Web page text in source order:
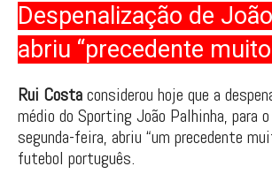
Despenalização de
abriu “precedente
Rui Costaconsiderou hoje que a
médio do Sporting João Palhinha, para
segunda-feira, abriu “um precedente
futebol português.